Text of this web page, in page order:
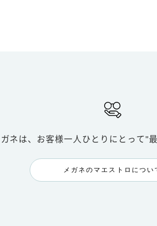
ネは、お客様一人ひとりにとって"
メガネのマエストロについ